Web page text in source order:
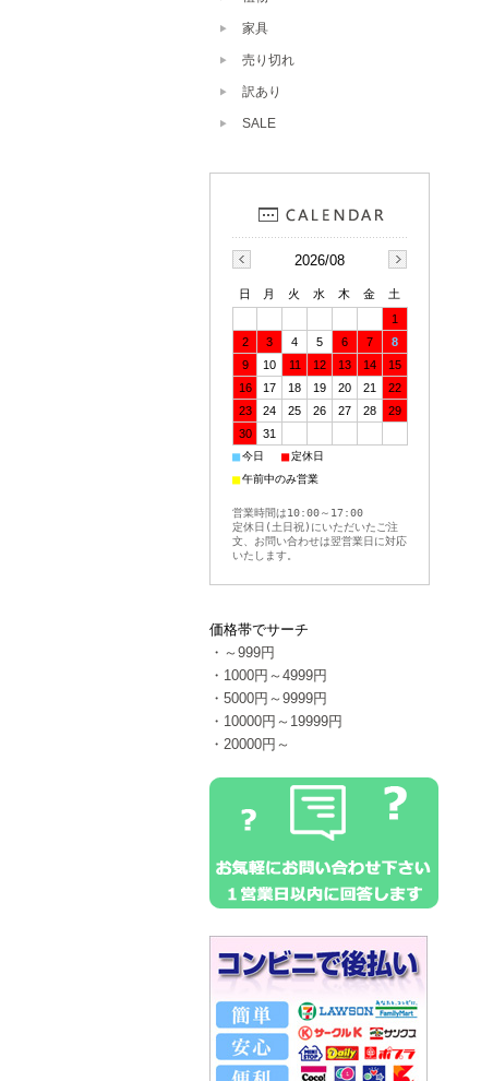
家具
売り切れ
訳あり
SALE
2026/08
日 月 火 水 木 金
土
1
2
3 4 5 6 7
8
9
10 11 12 13 14
15
16
17 18 19 20 21
22
23
24 25 26 27 28
29
30
31
■今日 ■定休日
■午前中のみ営業
営業時間は10:00～17:00
定休日(土日祝)にいただいたご注
文、お問い合わせは翌営業日に対応
いたします。
価格帯でサーチ
・～999円
・1000円～4999円
・5000円～9999円
・10000円～19999円
・20000円～